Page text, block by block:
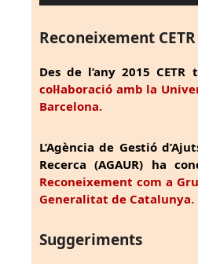
Reconeixement CETR
Des de l’any 2015
col·laboració amb la
Barcelona.
L’Agència de Gestió
Recerca (AGAUR) ha
Reconeixement com a
Generalitat de Catalunya.
Suggeriments